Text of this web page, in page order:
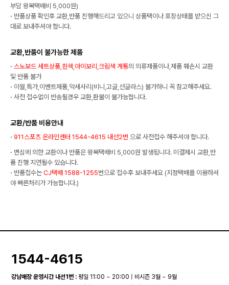
부담 왕복택배비 5,000원)
· 반품상품 확인후 교환,반품 진행해드리고 있으니 상품택이나 포장상태를 받으신 그
대로 보내주셔야 합니다.
교환,반품이 불가능한 제품
· 스노보드 세트상품,흰색,아이보리,크림색 계통의 의류제품이나,제품 훼손시 교환
및 반품 불가
· 이월,특가,이벤트제품,악세사리(비니,고글,선글라스) 불가하니 꼭 참고해주세요.
· 사전 접수없이 반송될경우 교환,환불이 불가능합니다.
교환/반품 비용안내
· 911스포츠 온라인센터 1544-4615 내선2번 으로 사전접수 해주셔야 합니다.
· 변심에 의한 교환이나 반품은 왕복택배비 5,000원 발생됩니다. 미결제시 교환,반
품 진행 지연될수 있습니다.
· 반품접수는 CJ택배 1588-1255번으로 접수후 보내주세요 (지정택배를 이용하셔
야 빠른처리가 가능합니다.)
1544-4615
강남매장 운영시간 내선1번 : 평일 11:00 ~ 20:00 | 비시즌 3월 ~ 9월